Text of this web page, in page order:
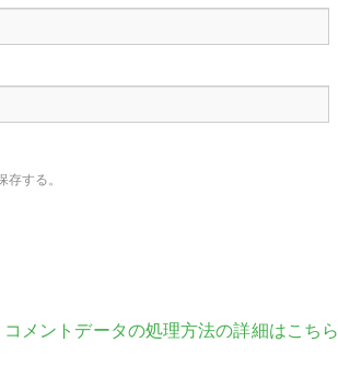
する。
コメントデータの処理方法の詳細はこちら